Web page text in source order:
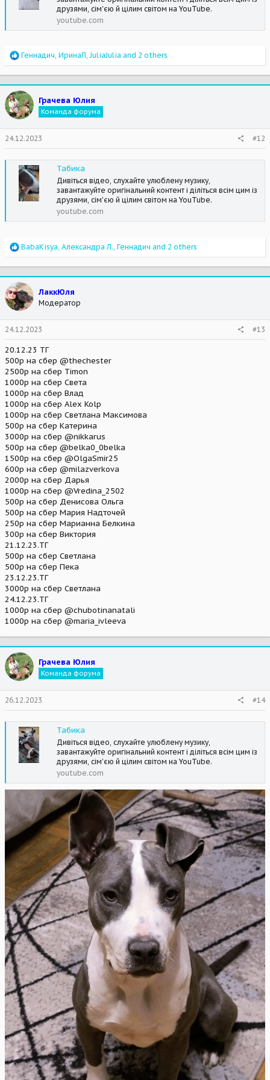
друзями, сім'єю й цілим світом на YouTube.
youtube.com
R
a
c
t
i
o
n
s
:
Геннадич, ИринаП, JuliaJulia and 2 others
Грачева Юлия
Команда форума
24.12.2023 #12
Табика
Дивіться відео, слухайте улюблену музику,
завантажуйте оригінальний контент і діліться всім цим із
друзями, сім'єю й цілим світом на YouTube.
youtube.com
R
a
c
t
i
o
n
:
BabaKisya Александра Л. Геннадич and 2 others
ЛаккЮля
Модератор
24.12.2023 #13
20.12.23 ТГ
500р на сбер @thechester
2500р на сбер Timon
1000р на сбер Света
1000р на сбер Влад
1000р на сбер Alex Kolp
1000р на сбер Светлана Максимова
500р на сбер Катерина
3000р на сбер @nikkarus
500р на сбер @belka0_0belka
1500р на сбер @OlgaSmir25
600р на сбер @milazverkova
2000р на сбер Дарья
1000р на сбер @Vredina_2502
500р на сбер Денисова Ольга
500р на сбер Мария Надточей
250р на сбер Марианна Белкина
300р на сбер Виктория
21.12.23.ТГ
500р на сбер Светлана
500р на сбер Пека
23.12.23.ТГ
3000р на сбер Светлана
24.12.23.ТГ
1000р на сбер @chubotinanatali
1000р на сбер @maria_ivleeva
Грачева Юлия
Команда форума
26.12.2023 #14
Табика
Дивіться відео, слухайте улюблену музику,
завантажуйте оригінальний контент і діліться всім цим із
друзями, сім'єю й цілим світом на YouTube.
youtube.com